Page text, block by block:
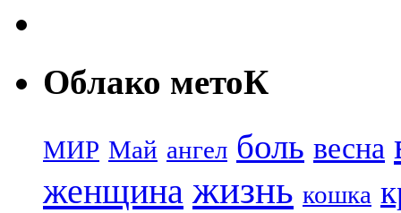
Облако метоК
МИР Май ангел боль весна
женщина жизнь кошка